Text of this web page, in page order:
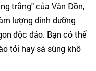
trắng" của Vân Đồn,
lượng dinh dưỡng
độc đáo. Bạn có thể
tỏi hay sá sùng khô